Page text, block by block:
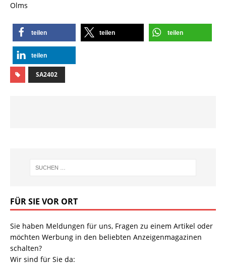
Olms
teilen teilen teilen
teilen
SA2402
FÜR SIE VOR ORT
Sie haben Meldungen für uns, Fragen zu einem Artikel oder
möchten Werbung in den beliebten Anzeigenmagazinen
schalten?
Wir sind für Sie da: